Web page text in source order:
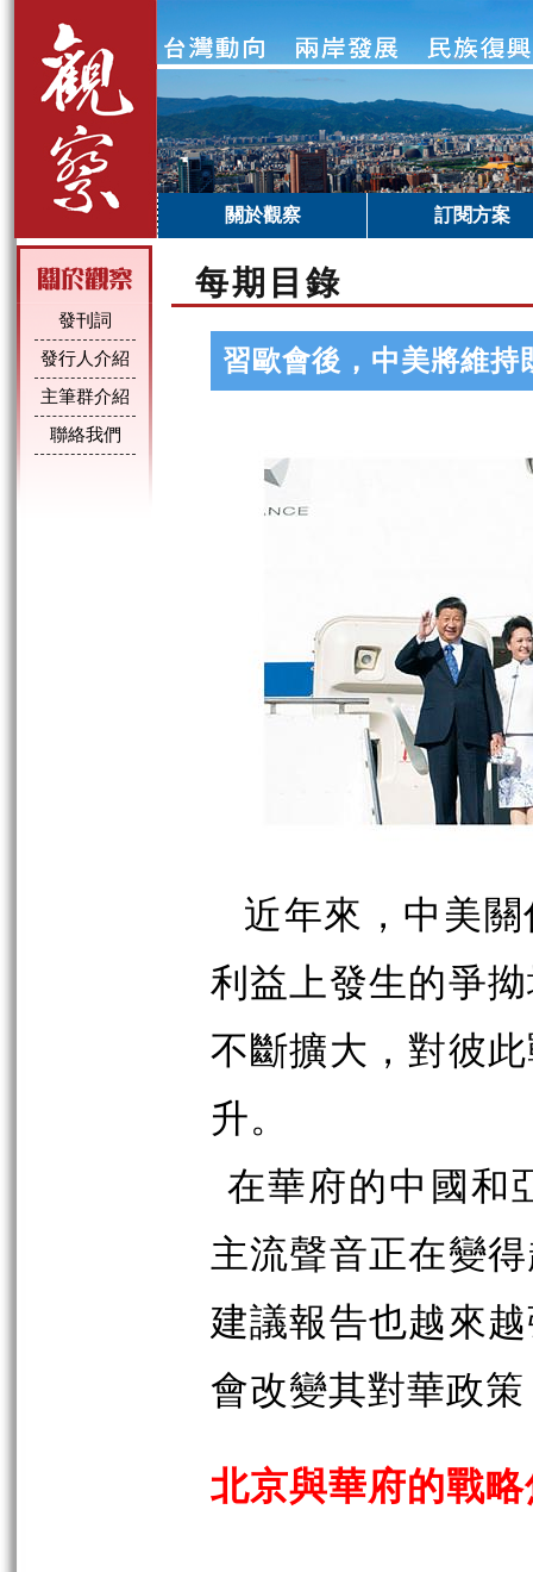
關於觀察 訂閱方案
發刊詞
發行人介紹
主筆群介紹
聯絡我們
每期目錄
習歐會後，中美將維持
近年來，中美
利益上發生的爭
不斷擴大，對彼
升。
在華府的中國和
主流聲音正在變
建議報告也越來
會改變其對華政
北京與華府的戰